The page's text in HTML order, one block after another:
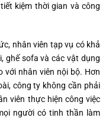
kiệm thời gian và công
nhân viên tạp vụ có khả
ghế sofa và các vật dụng
với nhân viên nội bộ. Hơn
công ty không cần phải
viên thực hiện công việc
người có tinh thần làm